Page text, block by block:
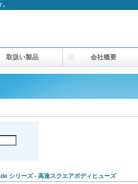
｡
シリーズ - 高速スクエアボディヒューズ
扱い製品 会社概要